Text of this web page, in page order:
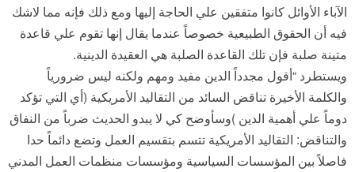
الآباء الأوائل كانوا متفقين علي الحاجة إليها ومع ذلك فإنه مما لاشك
فيه أن الحقوق الطبيعية خصوصاً عندما يقال إنها تقوم علي قاعدة
متينة صلبة فإن تلك القاعدة الصلبة هي العقيدة الدينية.
ويستطرد “أقول مجدداً الدين مفيد ومهم ولكنه ليس ضرورياً
والكلمة الأخيرة تناقض السائد من التقاليد الأمريكية (أي التي تؤكد
دوماً علي أهمية الدين )وسأوضح كي لا يبدو الحديث ضرباً من النفاق
والتناقض: التقاليد الأمريكية تتسم بتقسيم العمل وتضع دائماً حدا
فاصلاً بين المؤسسات السياسية ومؤسسات منظمات العمل المدني